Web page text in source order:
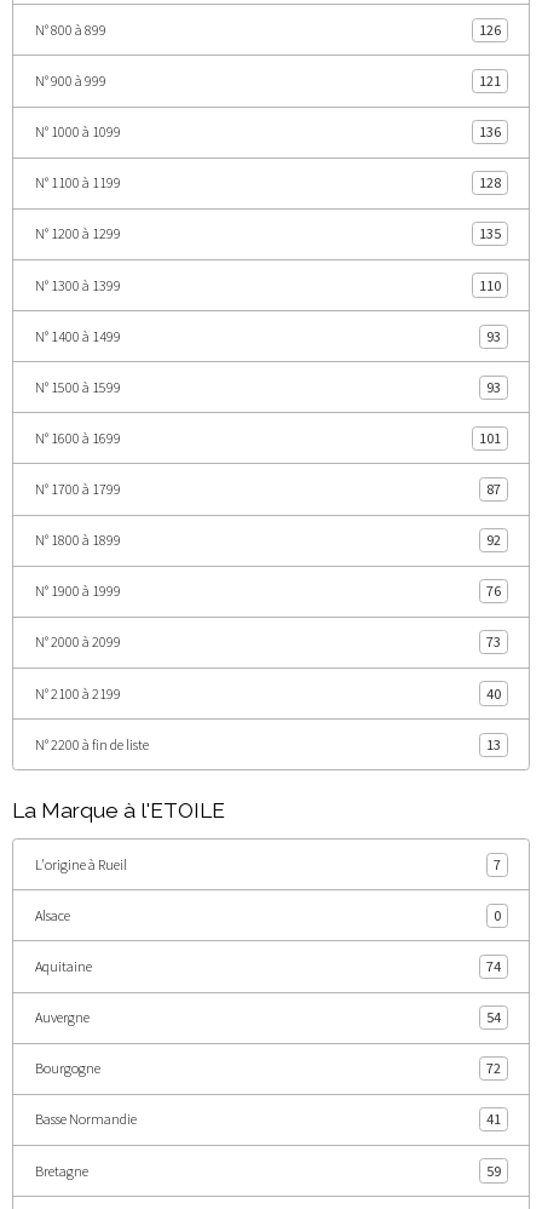
N° 800 à 899 126
N° 900 à 999 121
N° 1000 à 1099 136
N° 1100 à 1199 128
N° 1200 à 1299 135
N° 1300 à 1399 110
N° 1400 à 1499 93
N° 1500 à 1599 93
N° 1600 à 1699 101
N° 1700 à 1799 87
N° 1800 à 1899 92
N° 1900 à 1999 76
N° 2000 à 2099 73
N° 2100 à 2199 40
N° 2200 à fin de liste 13
La Marque à l'ETOILE
L'origine à Rueil 7
Alsace 0
Aquitaine 74
Auvergne 54
Bourgogne 72
Basse Normandie 41
Bretagne 59